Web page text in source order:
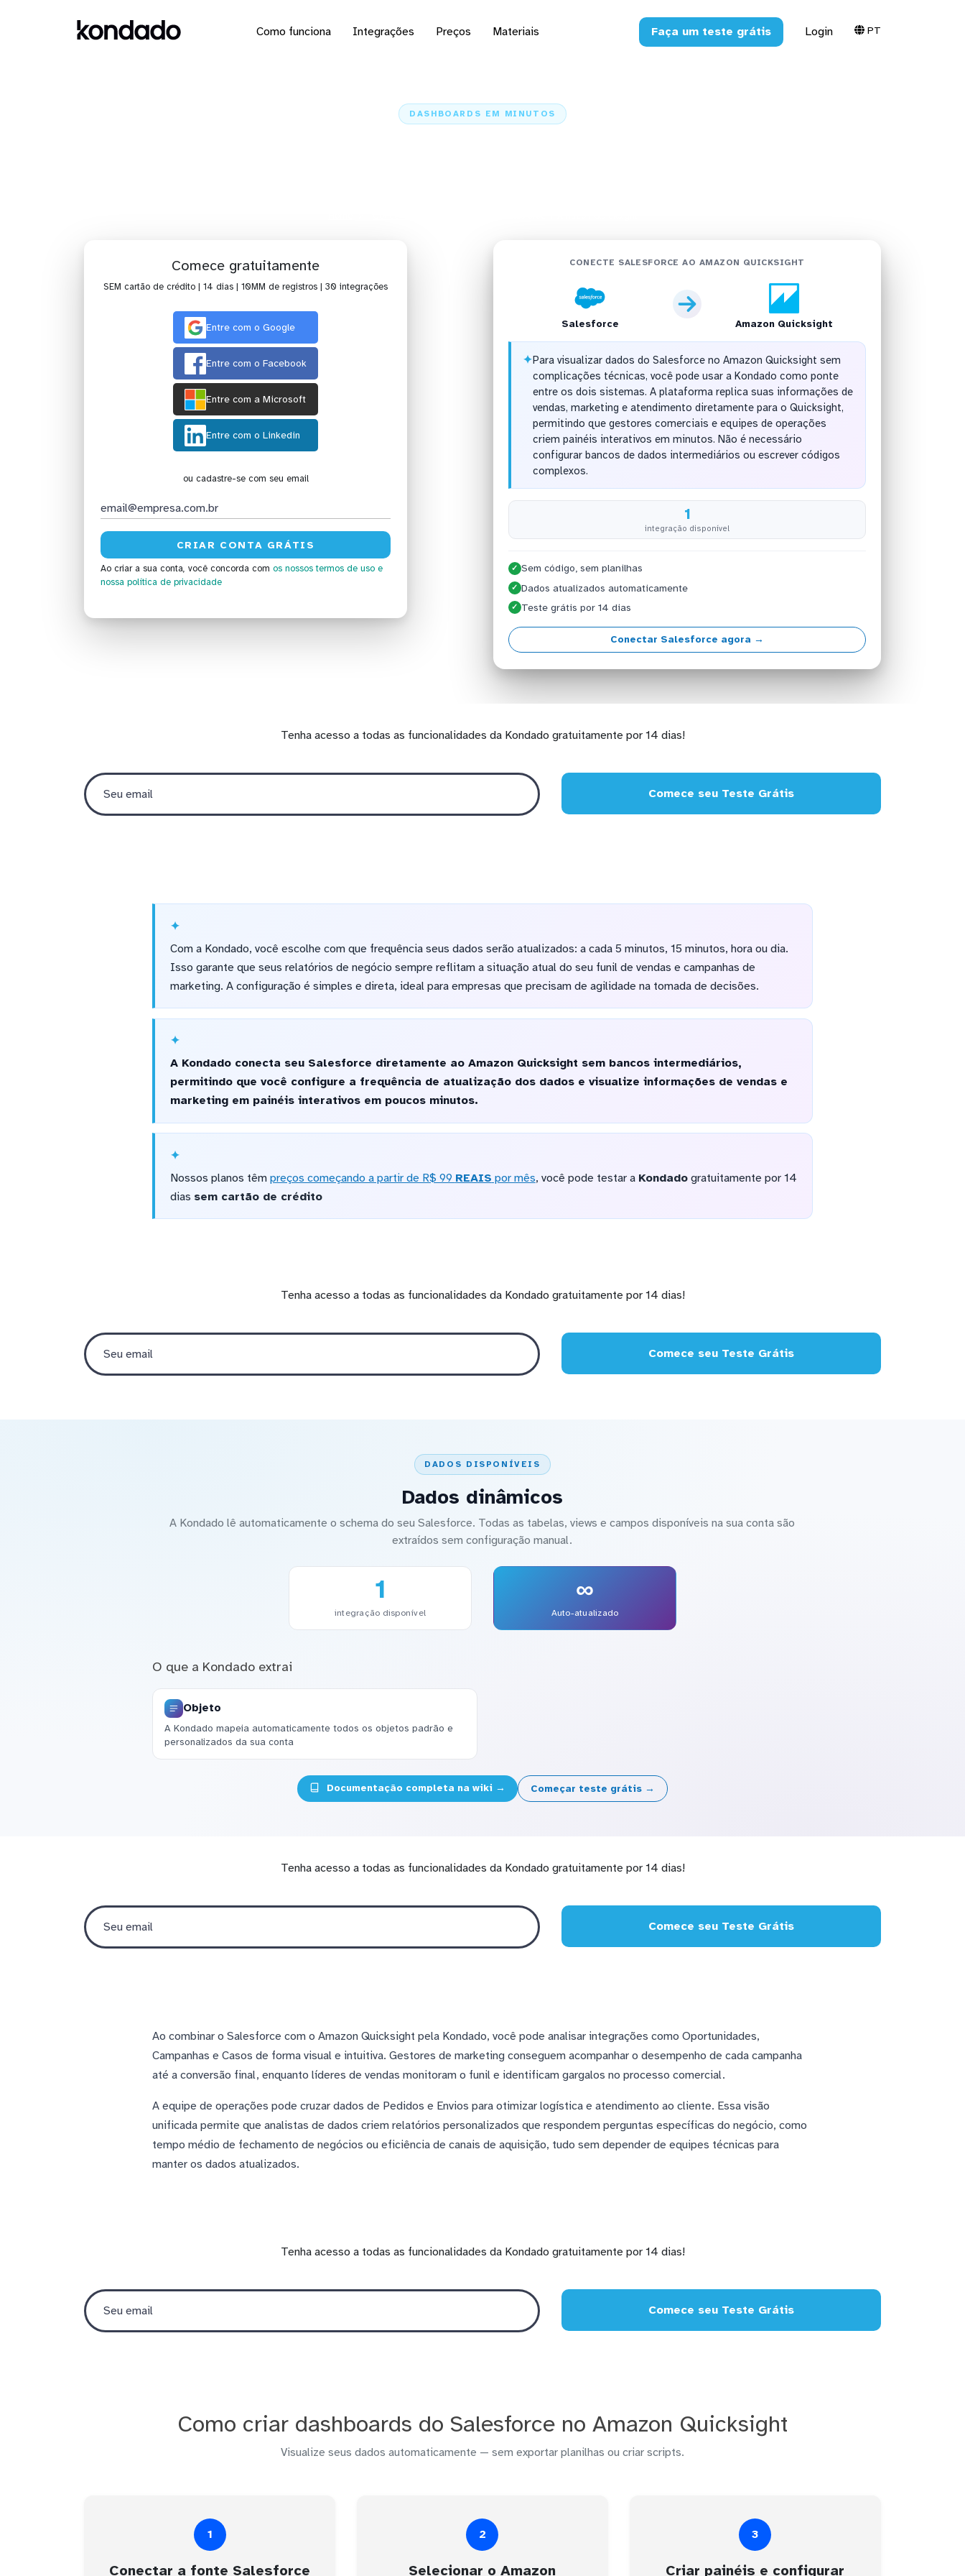
Como funciona Integrações Preços Materiais Faça um teste grátis Login PT
DASHBOARDS EM MINUTOS
Comece gratuitamente
SEM cartão de crédito | 14 dias | 10MM de registros | 30 integrações
Entre com o Google
Entre com o Facebook
Entre com a Microsoft
Entre com o Linkedin
ou cadastre-se com seu email
Ao criar a sua conta, você concorda com os nossos termos de uso e
nossa política de privacidade
CONECTE SALESFORCE AO AMAZON QUICKSIGHT
Salesforce Amazon Quicksight
✦Para visualizar dados do Salesforce no Amazon Quicksight sem
complicações técnicas, você pode usar a Kondado como ponte
entre os dois sistemas. A plataforma replica suas informações de
vendas, marketing e atendimento diretamente para o Quicksight,
permitindo que gestores comerciais e equipes de operações
criem painéis interativos em minutos. Não é necessário
configurar bancos de dados intermediários ou escrever códigos
complexos.
1
integração disponível
✓ Sem código, sem planilhas
✓ Dados atualizados automaticamente
✓ Teste grátis por 14 dias
Conectar Salesforce agora →
Tenha acesso a todas as funcionalidades da Kondado gratuitamente por 14 dias!
Comece seu Teste Grátis
Com a Kondado, você escolhe com que frequência seus dados serão atualizados: a cada 5 minutos, 15 minutos, hora ou dia.
Isso garante que seus relatórios de negócio sempre reflitam a situação atual do seu funil de vendas e campanhas de
marketing. A configuração é simples e direta, ideal para empresas que precisam de agilidade na tomada de decisões.
A Kondado conecta seu Salesforce diretamente ao Amazon Quicksight sem bancos intermediários,
permitindo que você configure a frequência de atualização dos dados e visualize informações de vendas e
marketing em painéis interativos em poucos minutos.
Nossos planos têm preços começando a partir de R$ 99 REAIS por mês, você pode testar a Kondadogratuitamente por 14
dias sem cartão de crédito
Tenha acesso a todas as funcionalidades da Kondado gratuitamente por 14 dias!
Comece seu Teste Grátis
DADOS DISPONÍVEIS
Dados dinâmicos
A Kondado lê automaticamente o schema do seu Salesforce. Todas as tabelas, views e campos disponíveis na sua conta são
extraídos sem configuração manual.
1
integração disponível
∞
Auto-atualizado
O que a Kondado extrai
Objeto
A Kondado mapeia automaticamente todos os objetos padrão e
personalizados da sua conta
Documentação completa na wiki → Começar teste grátis →
Tenha acesso a todas as funcionalidades da Kondado gratuitamente por 14 dias!
Comece seu Teste Grátis
Ao combinar o Salesforce com o Amazon Quicksight pela Kondado, você pode analisar integrações como Oportunidades,
Campanhas e Casos de forma visual e intuitiva. Gestores de marketing conseguem acompanhar o desempenho de cada campanha
até a conversão final, enquanto líderes de vendas monitoram o funil e identificam gargalos no processo comercial.
A equipe de operações pode cruzar dados de Pedidos e Envios para otimizar logística e atendimento ao cliente. Essa visão
unificada permite que analistas de dados criem relatórios personalizados que respondem perguntas específicas do negócio, como
tempo médio de fechamento de negócios ou eficiência de canais de aquisição, tudo sem depender de equipes técnicas para
manter os dados atualizados.
Tenha acesso a todas as funcionalidades da Kondado gratuitamente por 14 dias!
Comece seu Teste Grátis
Como criar dashboards do Salesforce no Amazon Quicksight
Visualize seus dados automaticamente — sem exportar planilhas ou criar scripts.
1
Conectar a fonte Salesforce
2
Selecionar o Amazon
3
Criar painéis e configurar